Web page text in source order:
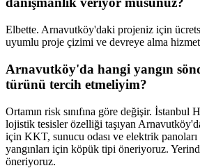
Elbette. Arnavutköy'daki projeniz için
uyumlu proje çizimi ve devreye alma
Arnavutköy'da hangi yangın
türünü tercih etmeliyim?
Ortamın risk sınıfına göre değişir. İstanbul
lojistik tesisler özelliği taşıyan
için KKT, sunucu odası ve elektrik panoları
yangınları için köpük tipi öneriyoruz.
öneriyoruz.